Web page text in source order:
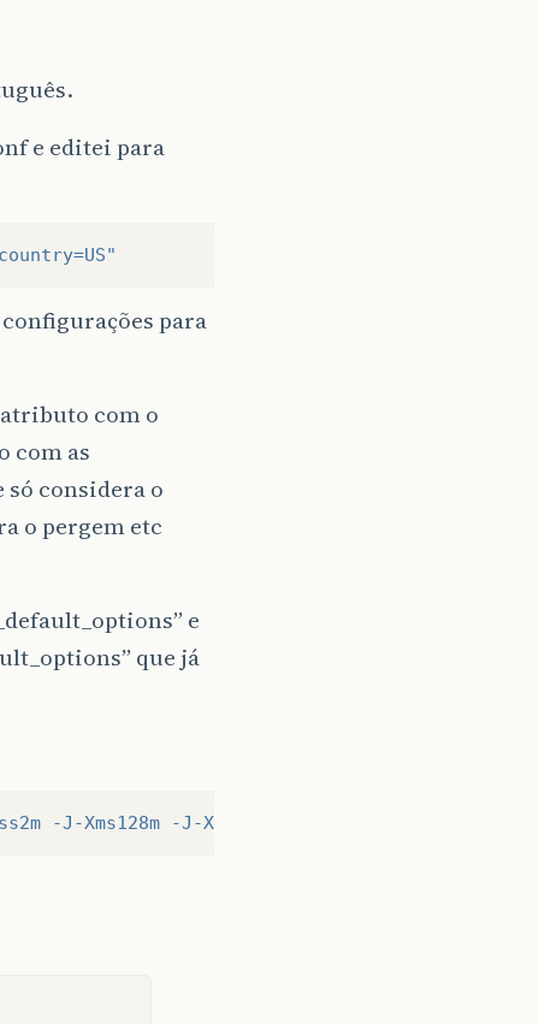
e editei para
para
com o
com as
considera o
o pergem etc
e
que já
J-Xms128m -J-XX:PermSize=256m -J-